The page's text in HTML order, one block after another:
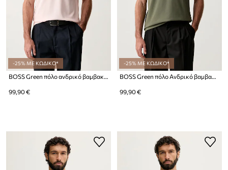
-25% ΜΕ ΚΩΔΙΚΟ*
BOSS Green πόλο ανδρικό βαμβακερό Paddy
99,90 €
-25% ΜΕ ΚΩΔΙΚΟ*
BOSS Green πόλο Ανδρικό βαμβακερό Paddy
99,90 €